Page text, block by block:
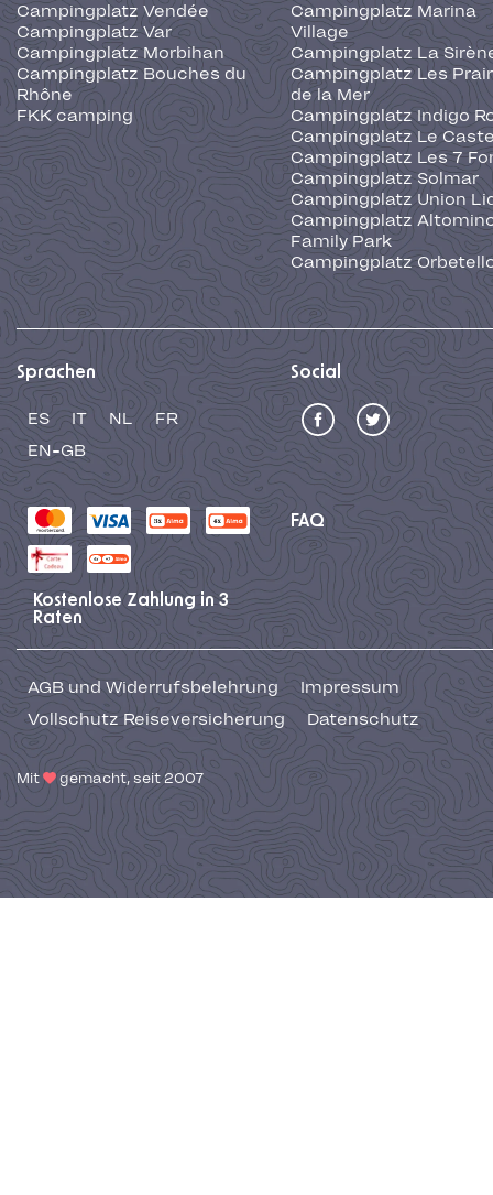
Campingplatz Vendée
Campingplatz Var
Campingplatz Morbihan
Campingplatz Bouches du
Rhône
FKK camping
Campingplatz Marina
Village
Campingplatz La
Campingplatz Les
de la Mer
Campingplatz Indigo
Campingplatz Le
Campingplatz Les 7
Campingplatz Solmar
Campingplatz Union
Campingplatz
Family Park
Campingplatz
Sprachen
ES IT NL
FR
EN-GB
Social
FAQ
Kostenlose Zahlung in 3
Raten
AGB und Widerrufsbelehrung
Impressum
Vollschutz Reiseversicherung
Datenschutz
Mit gemacht, seit 2007